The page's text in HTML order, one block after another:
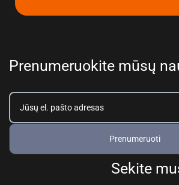
Prenumeruokite mūsų
Prenumeruoti
Sekite